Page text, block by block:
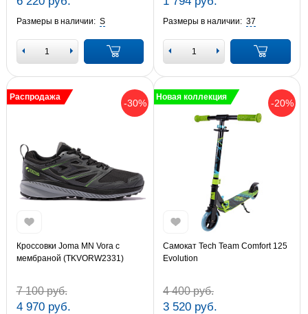
Размеры в наличии: S Размеры в наличии: 37
-30%
Распродажа
Кроссовки Joma MN Vora с
мембраной (TKVORW2331)
7 100 руб.
4 970 руб.
-20%
Новая коллекция
Самокат Tech Team Comfort 125
Evolution
4 400 руб.
3 520 руб.